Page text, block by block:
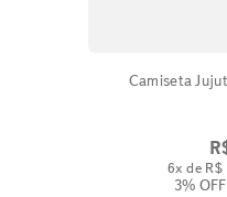
Camiseta
6x de R$
3% OFF